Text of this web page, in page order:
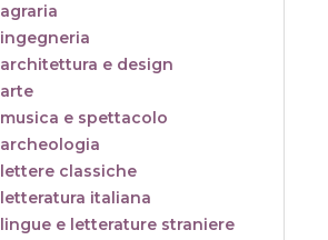
agraria
ingegneria
architettura e design
arte
musica e spettacolo
archeologia
lettere classiche
letteratura italiana
lingue e letterature straniere